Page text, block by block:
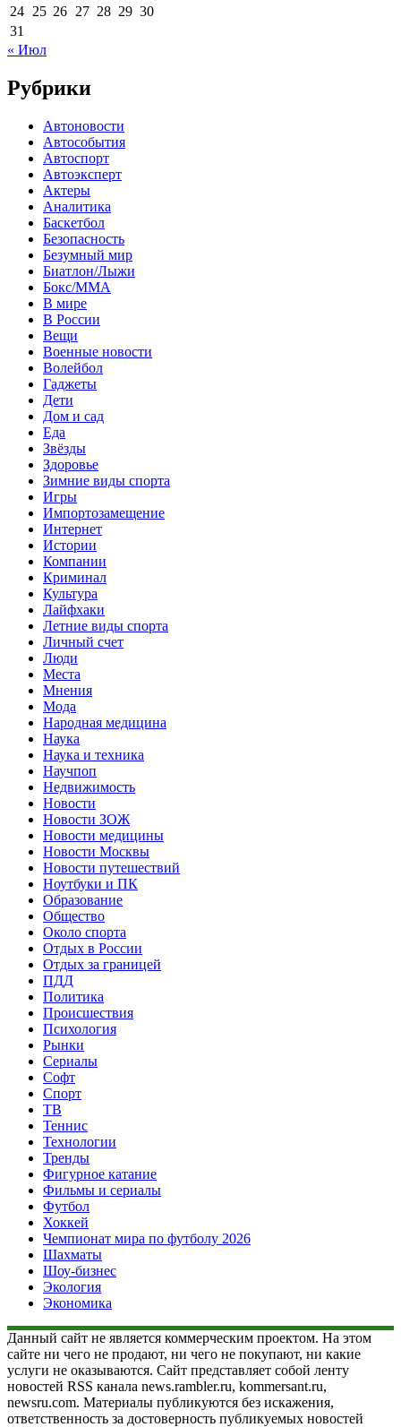
24 25 26 27 28 29 30
31
« Июл
Рубрики
Автоновости
Автособытия
Автоспорт
Автоэксперт
Актеры
Аналитика
Баскетбол
Безопасность
Безумный мир
Биатлон/Лыжи
Бокс/MMA
В мире
В России
Вещи
Военные новости
Волейбол
Гаджеты
Дети
Дом и сад
Еда
Звёзды
Здоровье
Зимние виды спорта
Игры
Импортозамещение
Интернет
Истории
Компании
Криминал
Культура
Лайфхаки
Летние виды спорта
Личный счет
Люди
Места
Мнения
Мода
Народная медицина
Наука
Наука и техника
Научпоп
Недвижимость
Новости
Новости ЗОЖ
Новости медицины
Новости Москвы
Новости путешествий
Ноутбуки и ПК
Образование
Общество
Около спорта
Отдых в России
Отдых за границей
ПДД
Политика
Происшествия
Психология
Рынки
Сериалы
Софт
Спорт
ТВ
Теннис
Технологии
Тренды
Фигурное катание
Фильмы и сериалы
Футбол
Хоккей
Чемпионат мира по футболу 2026
Шахматы
Шоу-бизнес
Экология
Экономика
Данный сайт не является коммерческим проектом. На этом
сайте ни чего не продают, ни чего не покупают, ни какие
услуги не оказываются. Сайт представляет собой ленту
новостей RSS канала news.rambler.ru, kommersant.ru,
newsru.com. Материалы публикуются без искажения,
ответственность за достоверность публикуемых новостей